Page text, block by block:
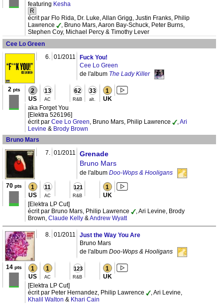
featuring Kesha
R
écrit par Flo Rida, Dr. Luke, Allan Grigg, Justin Franks, Philip
Lawrence
, Bruno Mars, Aaron Bay-Schuck, Peter Burns,
Stephen Coy, Michael Percy & Timothy Lever
Cee Lo Green
6. 01/2011
Fuck You!
Cee Lo Green
de l'album The Lady Killer
2 pts 2
US
13
AC
62
R&B
33
alt.
1
UK
aka Forget You
[Elektra 526196]
écrit par Cee Lo Green, Bruno Mars, Philip Lawrence ,Ari
Levine & Brody Brown
Bruno Mars
7. 01/2011
Grenade
Bruno Mars
de l'album Doo-Wops & Hooligans
70 pts 1
US
11
AC
121
R&B
1
UK
[Elektra LP Cut]
écrit par Bruno Mars, Philip Lawrence
, Ari Levine, Brody
Brown, Claude Kelly &Andrew Wyatt
8. 01/2011
Just the Way You Are
Bruno Mars
de l'album Doo-Wops & Hooligans
14 pts 1
US
1
AC
123
R&B
1
UK
[Elektra LP Cut]
écrit par Peter Hernandez, Philip Lawrence
, Ari Levine,
Khalil Walton & Khari Cain